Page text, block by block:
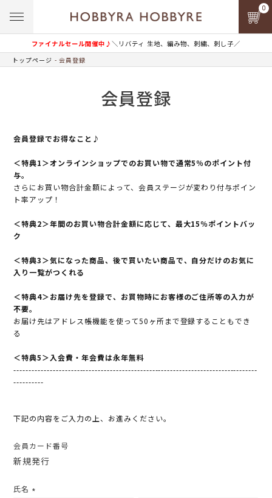
ファイナルセール開催中♪＼リバティ 生地、編み物、刺繍、刺し子／
0
トップページ 会員登録
会員登録
会員登録でお得なこと♪
＜特典1＞オンラインショップでのお買い物で通常5％のポイント付
与。
さらにお買い物合計金額によって、会員ステージが変わり付与ポイン
ト率アップ！
＜特典2＞年間のお買い物合計金額に応じて、最大15％ポイントバッ
ク
＜特典3＞気になった商品、後で買いたい商品で、自分だけのお気に
入り一覧がつくれる
＜特典4＞お届け先を登録で、お買物時にお客様のご住所等の入力が
不要。
お届け先はアドレス帳機能を使って50ヶ所まで登録することもでき
る
＜特典5＞入会費・年会費は永年無料
---------------------------------------------------------------------------------
----------
下記の内容をご入力の上、お進みください。
会員カード番号
新規発行
氏名